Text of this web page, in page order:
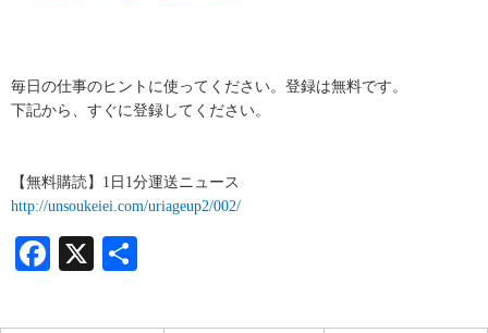
毎日の仕事のヒントに使ってください。登録は無料です。
下記から、すぐに登録してください。
【無料購読】1日1分運送ニュース
http://unsoukeiei.com/uriageup2/002/
Facebook
X